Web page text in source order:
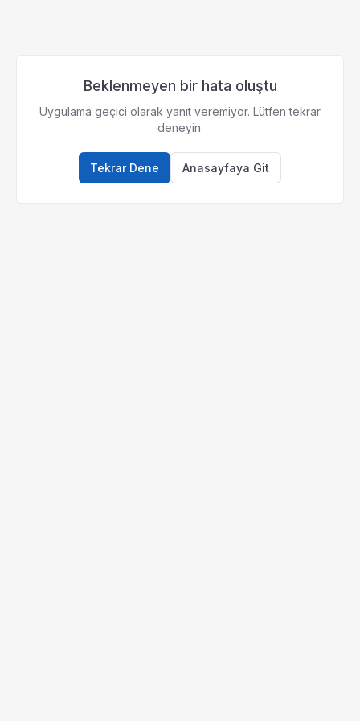
Beklenmeyen bir hata oluştu
Uygulama geçici olarak yanıt veremiyor. Lütfen tekrar
deneyin.
Tekrar Dene Anasayfaya Git